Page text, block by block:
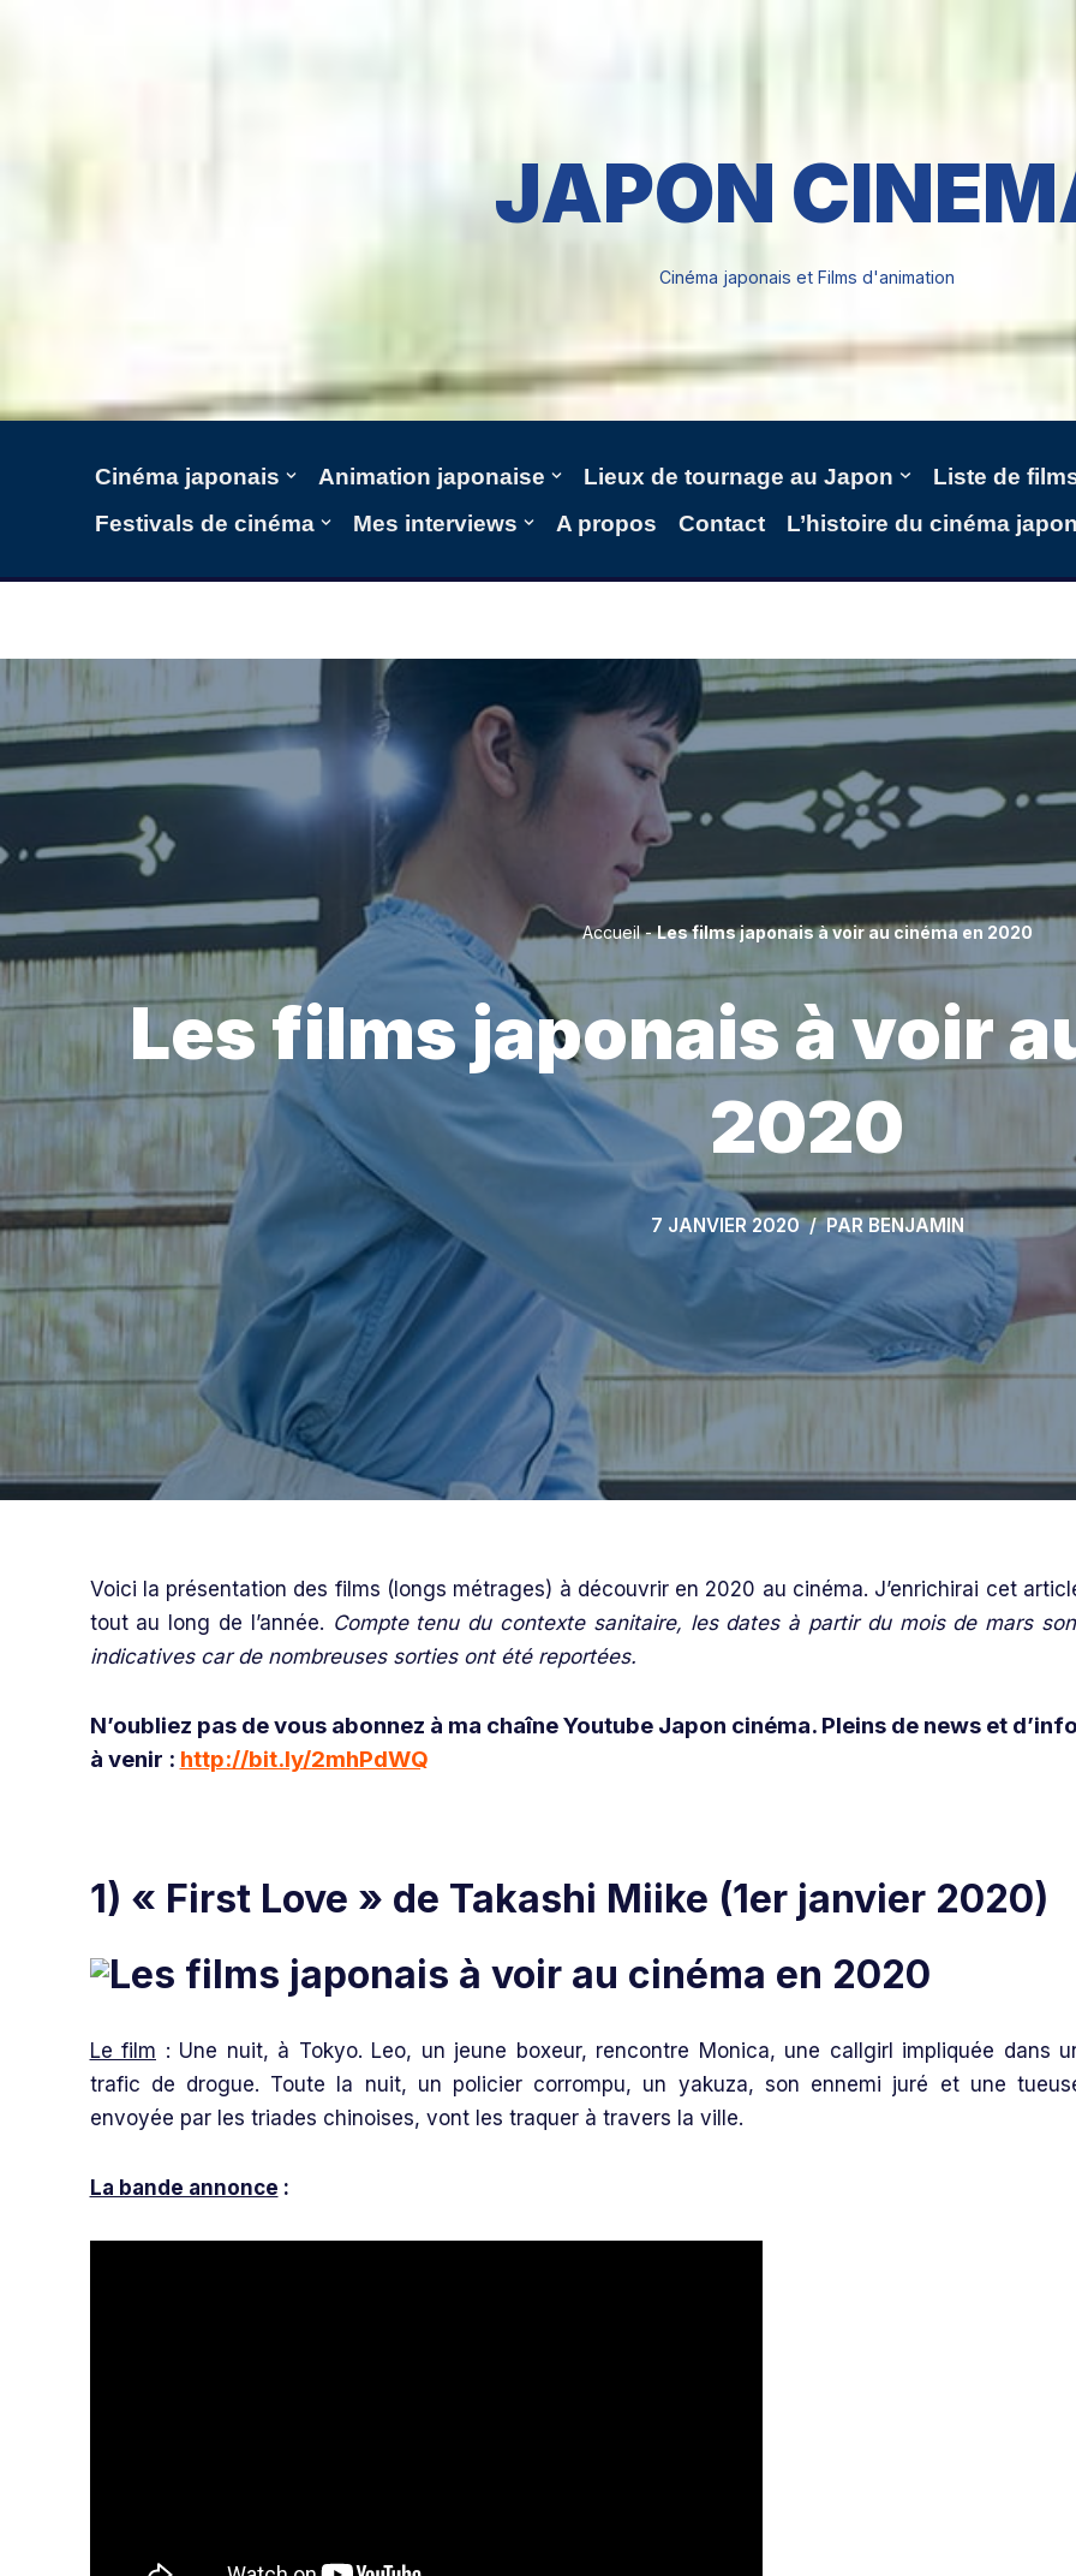
JAPON
Cinéma japonais et Films d'animation
Cinéma japonais Animation japonaise Lieux de tournage au Japon
Liste de
Festivals de cinéma
Mes interviews A propos Contact L’histoire du cinéma
Accueil-Les films japonais à voir au cinéma en 2020
Les films japonais à voir
2020
7 JANVIER 2020 PAR BENJAMIN
Voici la présentation des films (longs métrages) à découvrir en 2020 au cinéma. J’enrichirai cet
tout au long de l’année. Compte tenu du contexte sanitaire, les dates à partir du mois de mars
indicatives car de nombreuses sorties ont été reportées.
N’oubliez pas de vous abonnez à ma chaîne Youtube Japon cinéma. Pleins de news et d’info
à venir : http://bit.ly/2mhPdWQ
1) « First Love » de Takashi Miike (1er janvier 2020)
Le film : Une nuit, à Tokyo. Leo, un jeune boxeur, rencontre Monica, une callgirl impliquée dans
trafic de drogue. Toute la nuit, un policier corrompu, un yakuza, son ennemi juré et une
envoyée par les triades chinoises, vont les traquer à travers la ville.
La bande annonce :